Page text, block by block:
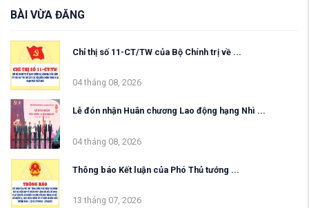
BÀI VỪA ĐĂNG
Chỉ thị số 11-CT/TW của Bộ Chính trị về ...
04 tháng 08, 2026
Lễ đón nhận Huân chương Lao động hạng Nhì ...
04 tháng 08, 2026
Thông báo Kết luận của Phó Thủ tướng ...
13 tháng 07, 2026